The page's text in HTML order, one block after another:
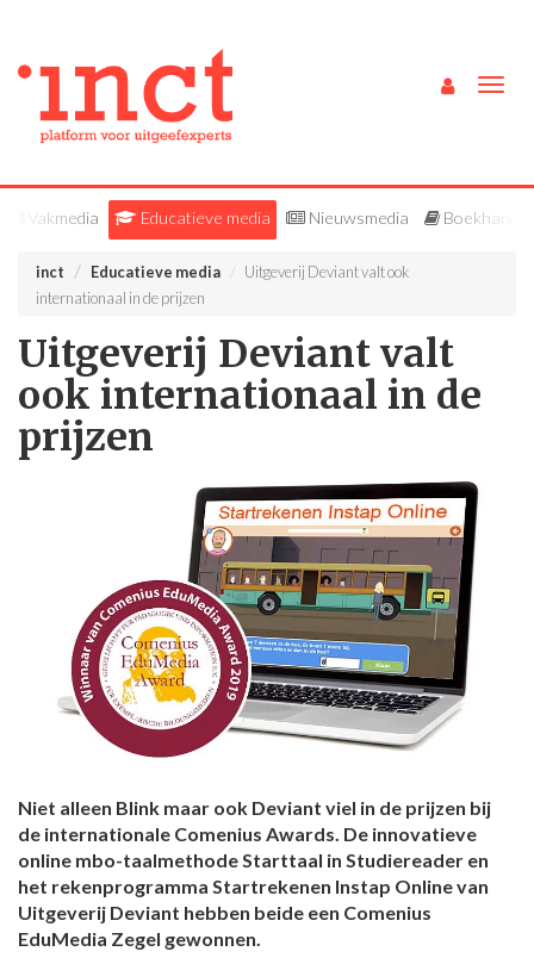
Vakmedia Educatieve media Nieuwsmedia Boekhandel
inct Educatieve media
Uitgeverij Deviant valt ook
internationaal in de prijzen
Uitgeverij Deviant valt
ook internationaal in de
prijzen
Niet alleen Blink maar ook Deviant viel in de prijzen bij
de internationale Comenius Awards. De innovatieve
online mbo-taalmethode Starttaal in Studiereader en
het rekenprogramma Startrekenen Instap Online van
Uitgeverij Deviant hebben beide een Comenius
EduMedia Zegel gewonnen.